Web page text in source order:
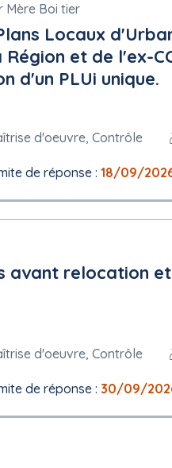
Mère Boi tier
Locaux
et de l'ex-
d'un PLUi unique.
d'oeuvre, Contrôle
de réponse : 18/09/
avant relocation
d'oeuvre, Contrôle
de réponse : 30/09/